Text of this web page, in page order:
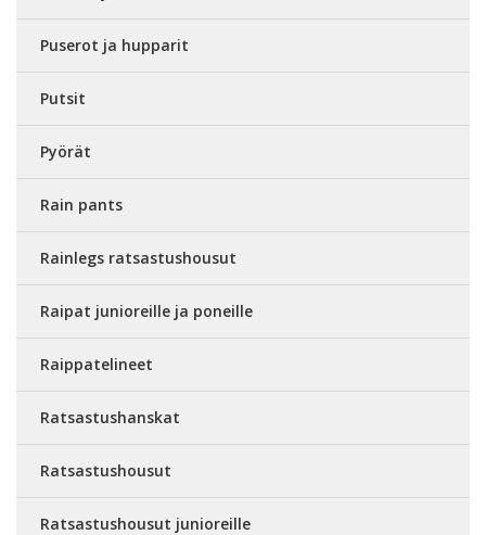
Puserot ja hupparit
Putsit
Pyörät
Rain pants
Rainlegs ratsastushousut
Raipat junioreille ja poneille
Raippatelineet
Ratsastushanskat
Ratsastushousut
Ratsastushousut junioreille